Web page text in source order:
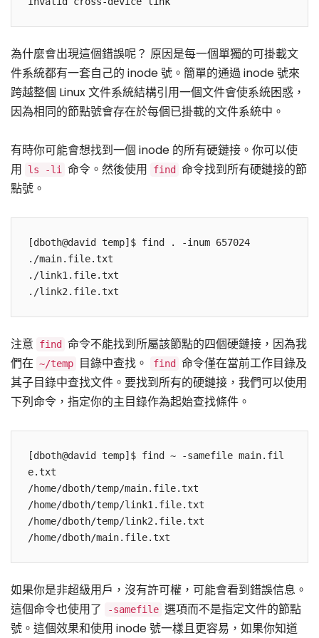
為什麼會出現這個錯誤呢？ 原因是每一個單獨的可掛載文
件系統都有一套自己的 inode 號。簡單的通過 inode 號來
跨越整個 Linux 文件系統結構引用一個文件會使系統困惑，
因為相同的節點號會存在於每個已掛載的文件系統中。
有時你可能會想找到一個 inode 的所有硬鏈接。你可以使
用
ls -li 命令。然後使用 find
命令找到所有硬鏈接的節
點號。
[dboth@david temp]$ find . -inum 657024
./main.file.txt
./link1.file.txt
注意 find
命令不能找到所屬該節點的四個硬鏈接，因為我
們在 ~/temp 目錄中查找。 find
命令僅在當前工作目錄及
其子目錄中查找文件。要找到所有的硬鏈接，我們可以使用
下列命令，指定你的主目錄作為起始查找條件。
[dboth@david temp]$ find ~ -samefile main.fil
e.txt
/home/dboth/temp/main.file.txt
/home/dboth/temp/link1.file.txt
/home/dboth/temp/link2.file.txt
如果你是非超級用戶，沒有許可權，可能會看到錯誤信息。
這個命令也使用了
-samefile 選項而不是指定文件的節點
號。這個效果和使用 inode 號一樣且更容易，如果你知道